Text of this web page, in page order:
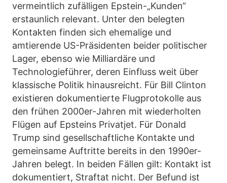
vermeintlich zufälligen Epstein-„Kunden“
erstaunlich relevant. Unter den belegten
Kontakten finden sich ehemalige und
amtierende US-Präsidenten beider politischer
Lager, ebenso wie Milliardäre und
Technologieführer, deren Einfluss weit über
klassische Politik hinausreicht. Für Bill Clinton
existieren dokumentierte Flugprotokolle aus
den frühen 2000er-Jahren mit wiederholten
Flügen auf Epsteins Privatjet. Für Donald
Trump sind gesellschaftliche Kontakte und
gemeinsame Auftritte bereits in den 1990er-
Jahren belegt. In beiden Fällen gilt: Kontakt ist
dokumentiert, Straftat nicht. Der Befund ist